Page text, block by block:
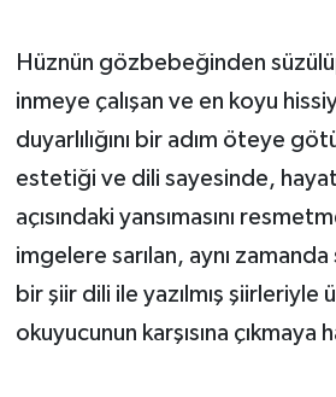
Hüznün gözbebeğinden
inmeye çalışan ve en koyu
duyarlılığını bir adım öteye
estetiği ve dili sayesinde,
açısındaki yansımasını
imgelere sarılan, aynı zamanda
bir şiir dili ile yazılmış şiirleriyle
okuyucunun karşısına çıkmaya